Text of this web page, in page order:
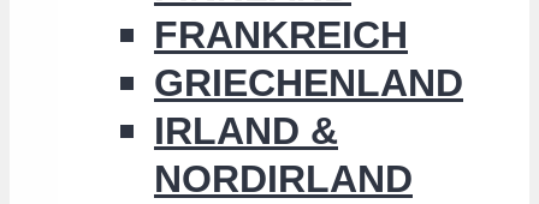
FRANKREICH
GRIECHENLAND
IRLAND &
NORDIRLAND